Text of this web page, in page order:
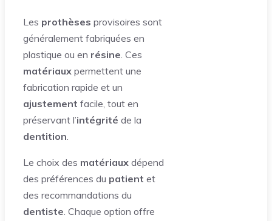
Les prothèses provisoires sont
généralement fabriquées en
plastique ou en résine. Ces
matériaux permettent une
fabrication rapide et un
ajustement facile, tout en
préservant l’intégrité de la
dentition.
Le choix des matériaux dépend
des préférences du patient et
des recommandations du
dentiste. Chaque option offre